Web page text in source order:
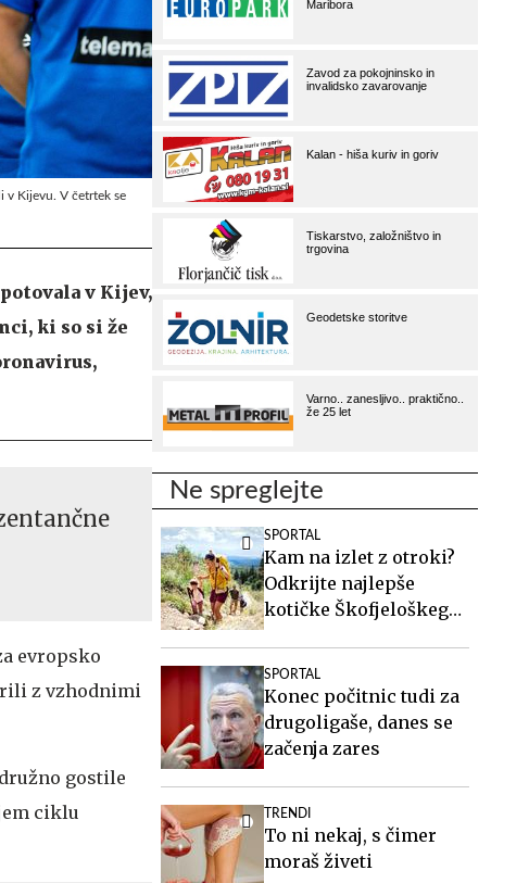
v Kijevu. V četrtek se
v Kijev,
ki so si že
evropsko
z vzhodnimi
gostile
ciklu
Ne spreglejte
SPORTAL
Kam na izlet z otroki?
Odkrijte najlepše
kotičke Škofjeloškega
SPORTAL
Konec počitnic tudi za
drugoligaše, danes se
začenja zares
TRENDI
To ni nekaj, s čimer
moraš živeti